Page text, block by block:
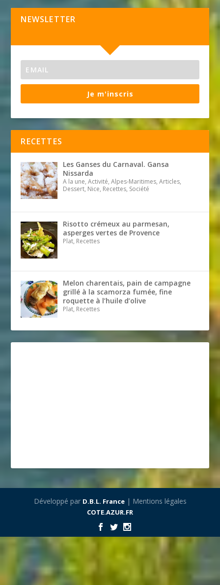
NEWSLETTER
Je m'inscris
RECETTES
Les Ganses du Carnaval. Gansa
Nissarda
A la une, Activité, Alpes-Maritimes, Articles,
Dessert, Nice, Recettes, Société
Risotto crémeux au parmesan,
asperges vertes de Provence
Plat, Recettes
Melon charentais, pain de campagne
grillé à la scamorza fumée, fine
roquette à l’huile d’olive
Plat, Recettes
Développé par D.B.L. France| Mentions légales
COTE.AZUR.FR